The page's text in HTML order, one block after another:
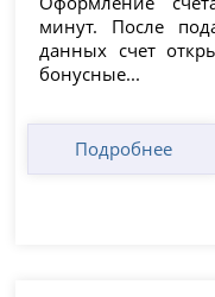
минут. После
данных счет
бонусные...
Подробнее